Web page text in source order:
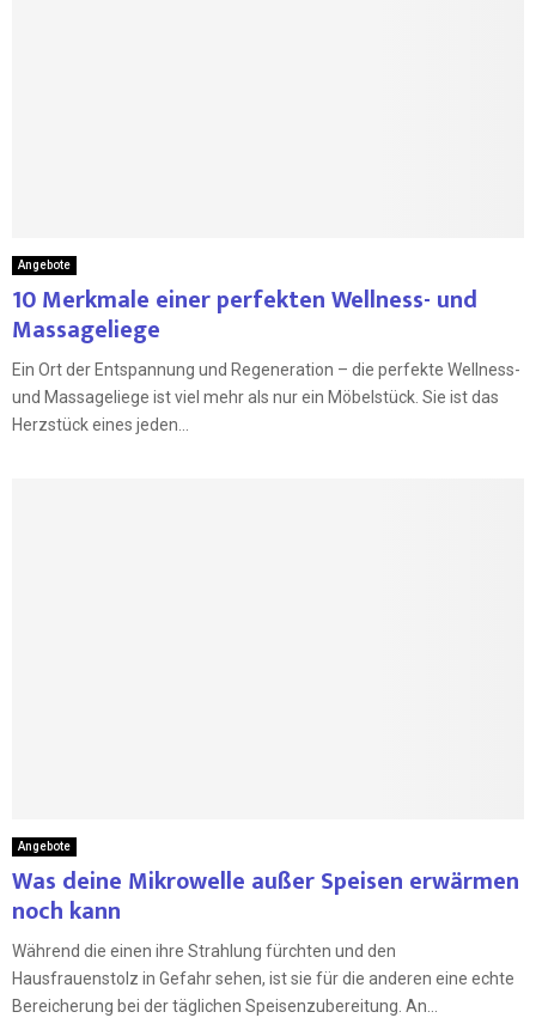
Angebote
10 Merkmale einer perfekten Wellness- und
Massageliege
Ein Ort der Entspannung und Regeneration – die perfekte Wellness-
und Massageliege ist viel mehr als nur ein Möbelstück. Sie ist das
Herzstück eines jeden...
Angebote
Was deine Mikrowelle außer Speisen erwärmen
noch kann
Während die einen ihre Strahlung fürchten und den
Hausfrauenstolz in Gefahr sehen, ist sie für die anderen eine echte
Bereicherung bei der täglichen Speisenzubereitung. An...